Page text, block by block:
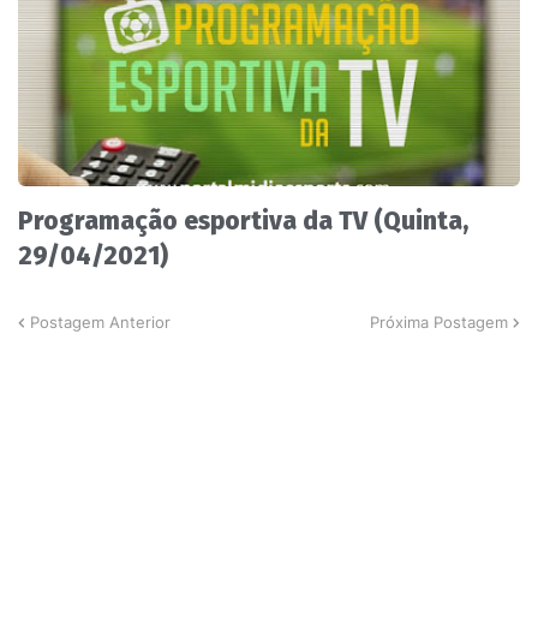
Programação esportiva da TV (Quinta,
29/04/2021)
Postagem Anterior Próxima Postagem